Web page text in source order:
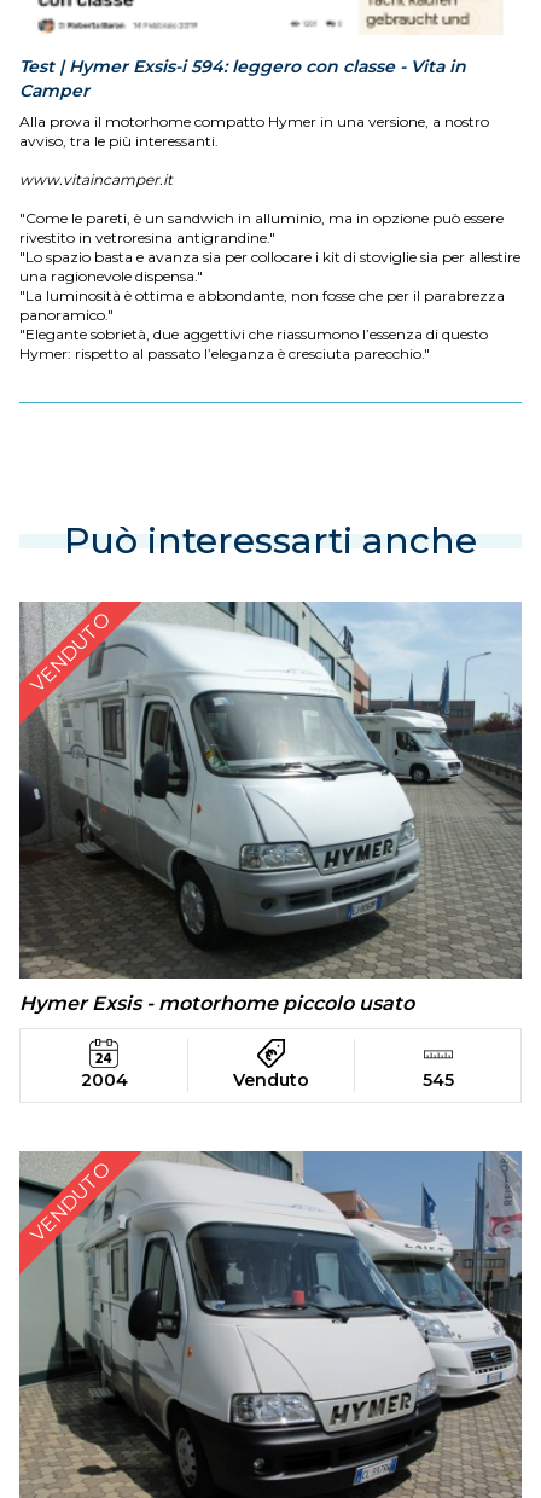
Test | Hymer Exsis-i 594: leggero con classe - Vita in
Camper
Alla prova il motorhome compatto Hymer in una versione, a nostro
avviso, tra le più interessanti.
www.vitaincamper.it
"Come le pareti, è un sandwich in alluminio, ma in opzione può essere
rivestito in vetroresina antigrandine."
"Lo spazio basta e avanza sia per collocare i kit di stoviglie sia per allestire
una ragionevole dispensa."
"La luminosità è ottima e abbondante, non fosse che per il parabrezza
panoramico."
"Elegante sobrietà, due aggettivi che riassumono l’essenza di questo
Hymer: rispetto al passato l’eleganza è cresciuta parecchio."
Può interessarti anche
VENDUTO
Hymer Exsis - motorhome piccolo usato
2004 Venduto 545
VENDUTO